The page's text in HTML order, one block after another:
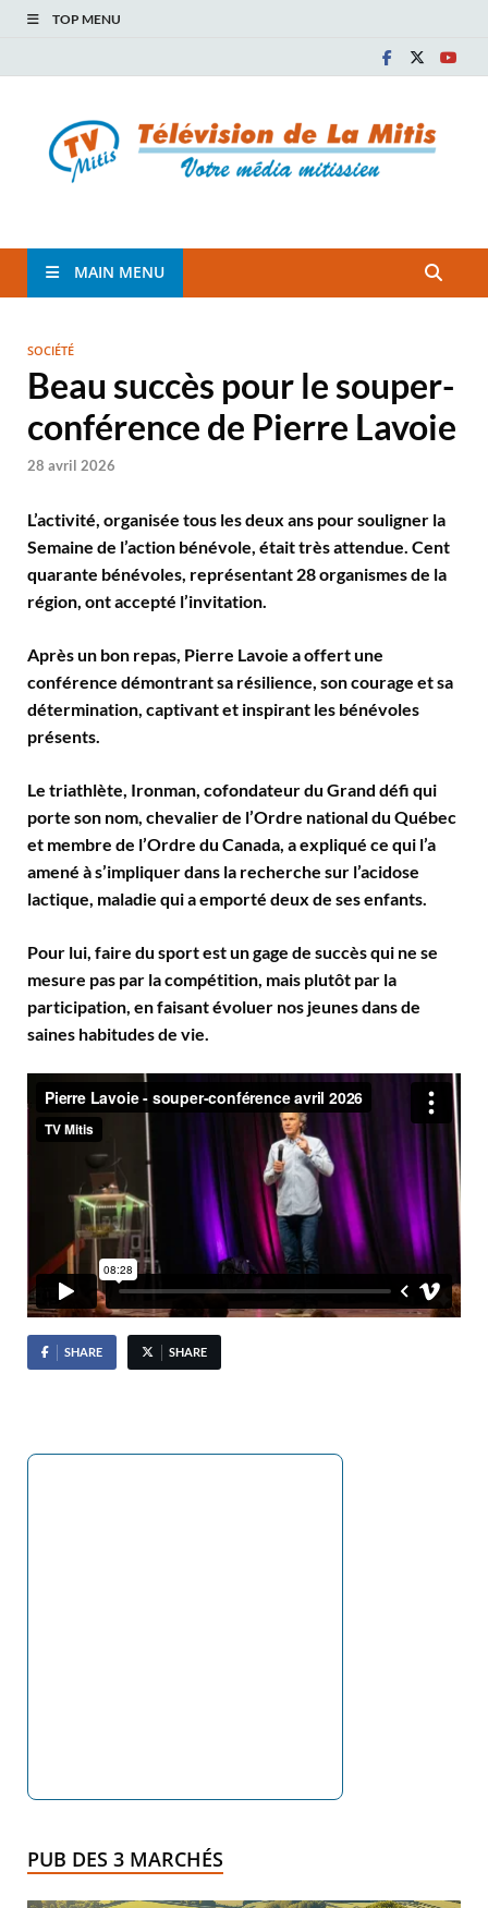
TOP MENU
TVM
MAIN MENU
SOCIÉTÉ
Beau succès pour le souper-
conférence de Pierre Lavoie
28 avril 2026
L’activité, organisée tous les deux ans pour souligner la
Semaine de l’action bénévole, était très attendue. Cent
quarante bénévoles, représentant 28 organismes de la
région, ont accepté l’invitation.
Après un bon repas, Pierre Lavoie a offert une
conférence démontrant sa résilience, son courage et sa
détermination, captivant et inspirant les bénévoles
présents.
Le triathlète, Ironman, cofondateur du Grand défi qui
porte son nom, chevalier de l’Ordre national du Québec
et membre de l’Ordre du Canada, a expliqué ce qui l’a
amené à s’impliquer dans la recherche sur l’acidose
lactique, maladie qui a emporté deux de ses enfants.
Pour lui, faire du sport est un gage de succès qui ne se
mesure pas par la compétition, mais plutôt par la
participation, en faisant évoluer nos jeunes dans de
saines habitudes de vie.
SHARE SHARE
PUB DES 3 MARCHÉS